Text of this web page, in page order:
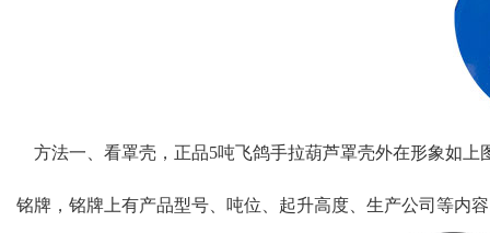
方法一、看罩壳，正品5吨飞鸽手拉葫芦罩壳外在形象如上
铭牌，铭牌上有产品型号、吨位、起升高度、生产公司等内